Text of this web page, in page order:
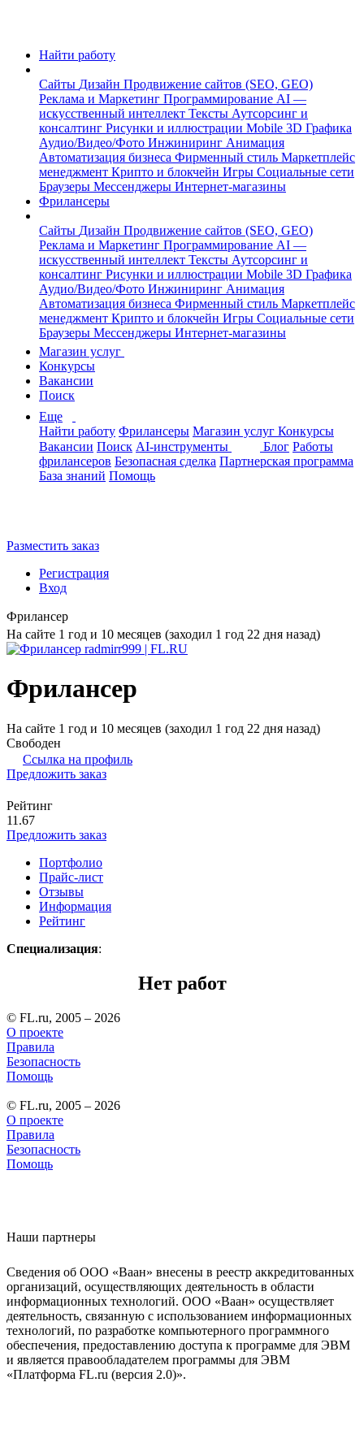
Найти работу
Сайты Дизайн Продвижение сайтов (SEO, GEO)
Реклама и Маркетинг Программирование AI —
искусственный интеллект Тексты Аутсорсинг и
консалтинг Рисунки и иллюстрации Mobile 3D Графика
Аудио/Видео/Фото Инжиниринг Анимация
Автоматизация бизнеса Фирменный стиль Маркетплейс
менеджмент Крипто и блокчейн Игры Социальные сети
Браузеры Мессенджеры Интернет-магазины
Фрилансеры
Сайты Дизайн Продвижение сайтов (SEO, GEO)
Реклама и Маркетинг Программирование AI —
искусственный интеллект Тексты Аутсорсинг и
консалтинг Рисунки и иллюстрации Mobile 3D Графика
Аудио/Видео/Фото Инжиниринг Анимация
Автоматизация бизнеса Фирменный стиль Маркетплейс
менеджмент Крипто и блокчейн Игры Социальные сети
Браузеры Мессенджеры Интернет-магазины
Магазин услуг
Конкурсы
Вакансии
Поиск
Еще
Найти работу Фрилансеры Магазин услуг Конкурсы
Вакансии Поиск AI-инструменты Блог Работы
фрилансеров Безопасная сделка Партнерская программа
База знаний Помощь
Разместить заказ
Регистрация
Вход
Фрилансер
На сайте 1 год и 10 месяцев (заходил 1 год 22 дня назад)
Фрилансер
На сайте 1 год и 10 месяцев (заходил 1 год 22 дня назад)
Свободен
Ссылка на профиль
Предложить заказ
Рейтинг
11.67
Предложить заказ
Портфолио
Прайс-лист
Отзывы
Информация
Рейтинг
Специализация:
Нет работ
© FL.ru, 2005 – 2026
О проекте
Правила
Безопасность
Помощь
© FL.ru, 2005 – 2026
О проекте
Правила
Безопасность
Помощь
Наши партнеры
Сведения об ООО «Ваан» внесены в реестр аккредитованных
организаций, осуществляющих деятельность в области
информационных технологий. ООО «Ваан» осуществляет
деятельность, связанную с использованием информационных
технологий, по разработке компьютерного программного
обеспечения, предоставлению доступа к программе для ЭВМ
и является правообладателем программы для ЭВМ
«Платформа FL.ru (версия 2.0)».